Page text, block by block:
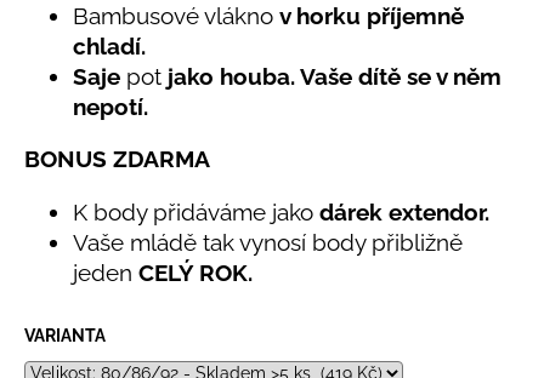
Bambusové vlákno v horku příjemně
chladí.
Saje pot jako houba. Vaše dítě se v něm
nepotí.
BONUS ZDARMA
K body přidáváme jako dárek extendor.
Vaše mládě tak vynosí body přibližně
jeden CELÝ ROK.
VARIANTA
BAMBUSOVÉ
TRIKO
PRUHY
435